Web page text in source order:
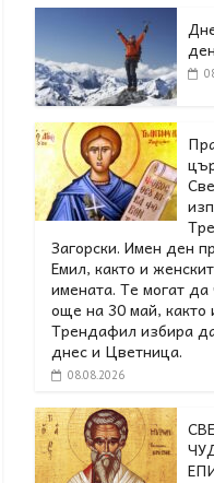
Загорски. Имен ден
Емил, както и
имената. Те могат да
още на 30 май, както
Трендафил избира
днес и Цветница.
08.08.2026